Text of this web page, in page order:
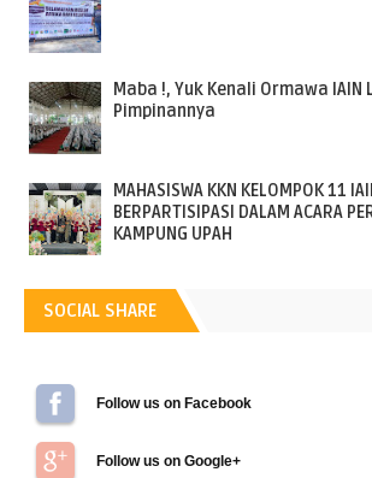
Maba !, Yuk Kenali Ormawa IAIN
Pimpinannya
MAHASISWA KKN KELOMPOK 11
BERPARTISIPASI DALAM ACARA
KAMPUNG UPAH
SOCIAL SHARE
Follow us on Facebook
Follow us on Google+